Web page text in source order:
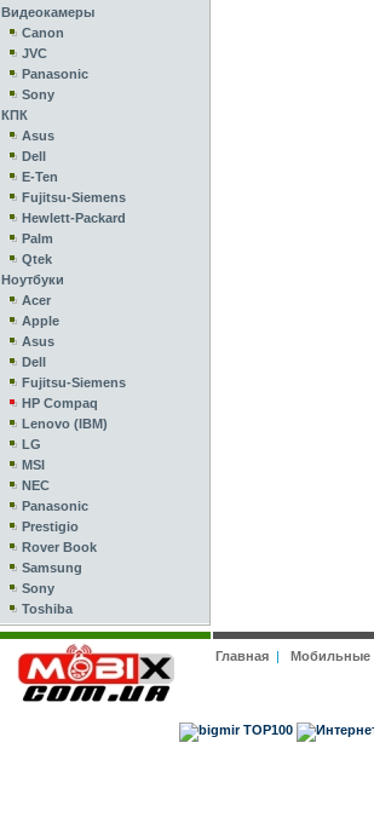
Видеокамеры
Canon
JVC
Panasonic
Sony
КПК
Asus
Dell
E-Ten
Fujitsu-Siemens
Hewlett-Packard
Palm
Qtek
Ноутбуки
Acer
Apple
Asus
Dell
Fujitsu-Siemens
HP Compaq
Lenovo (IBM)
LG
MSI
NEC
Panasonic
Prestigio
Rover Book
Samsung
Sony
Toshiba
Главная | Мобильные